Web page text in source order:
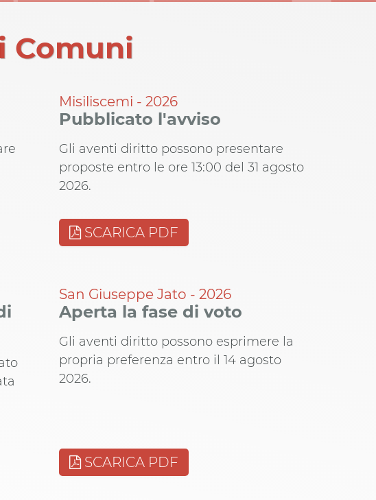
Comuni
Misiliscemi - 2026
Pubblicato l'avviso
Gli aventi diritto possono presentare
proposte entro le ore 13:00 del 31 agosto
2026.
SCARICA PDF
San Giuseppe Jato - 2026
Aperta la fase di voto
Gli aventi diritto possono esprimere la
propria preferenza entro il 14 agosto
2026.
SCARICA PDF